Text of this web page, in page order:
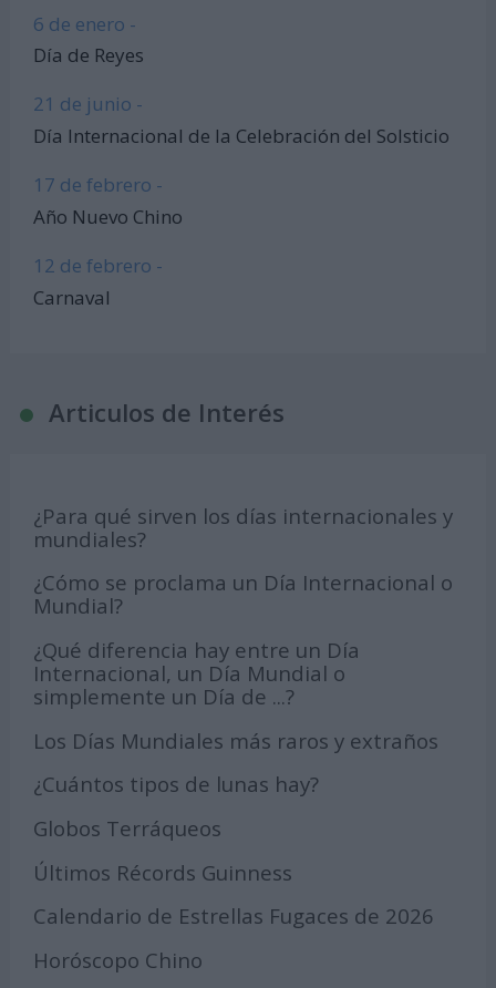
6 de enero -
Día de Reyes
21 de junio -
Día Internacional de la Celebración del Solsticio
17 de febrero -
Año Nuevo Chino
12 de febrero -
Carnaval
Articulos de Interés
¿Para qué sirven los días internacionales y
mundiales?
¿Cómo se proclama un Día Internacional o
Mundial?
¿Qué diferencia hay entre un Día
Internacional, un Día Mundial o
simplemente un Día de ...?
Los Días Mundiales más raros y extraños
¿Cuántos tipos de lunas hay?
Globos Terráqueos
Últimos Récords Guinness
Calendario de Estrellas Fugaces de 2026
Horóscopo Chino